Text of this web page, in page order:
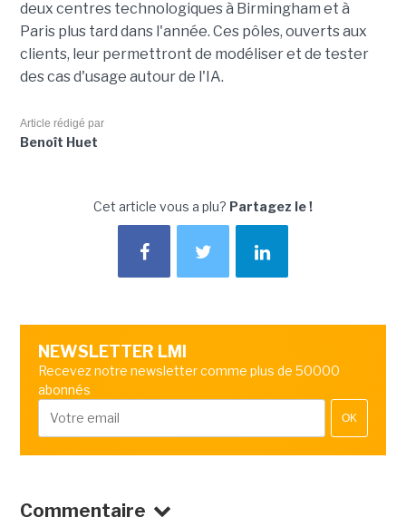
deux centres technologiques à Birmingham et à
Paris plus tard dans l'année. Ces pôles, ouverts aux
clients, leur permettront de modéliser et de tester
des cas d'usage autour de l'IA.
Article rédigé par
Benoît Huet
Cet article vous a plu? Partagez le !
NEWSLETTER LMI
Recevez notre newsletter comme plus de 50000
abonnés
OK
Commentaire